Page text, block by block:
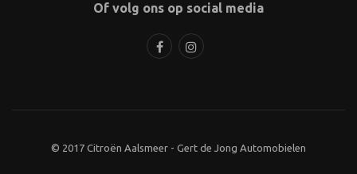
Of volg ons op social media
© 2017 Citroën Aalsmeer - Gert de Jong Automobielen